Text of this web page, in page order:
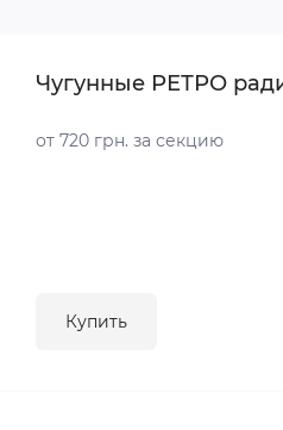
Чугунные РЕТРО
от 720 грн. за секцию
Купить